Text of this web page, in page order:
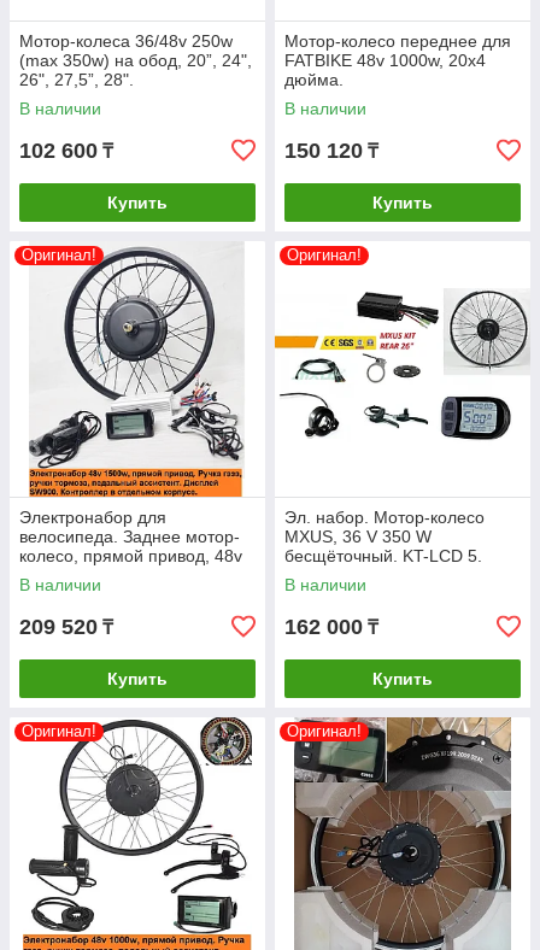
высокомоментного электромотора.
Мотор-колеса комплектуются в
электронаборы с различными
параметрами.
Мотор-колеса 36/48v 250w
(max 350w) на обод, 20”, 24",
26", 27,5”, 28".
В наличии
102 600 ₸
Купить
Мотор-колесо переднее для
FATBIKE 48v 1000w, 20x4
дюйма.
В наличии
150 120 ₸
Купить
Оригинал!
Электронабор для
велосипеда. Заднее мотор-
колесо, прямой привод, 48v
1500w (max 1700w), обод
26", 28". Дисплей SW900
В наличии
209 520 ₸
Купить
Оригинал!
Эл. набор. Мотор-колесо
MXUS, 36 V 350 W
бесщёточный. KT-LCD 5.
Обод 20",24",26", 27.5 ", 28".
Задние.
В наличии
162 000 ₸
Купить
Оригинал! Оригинал!